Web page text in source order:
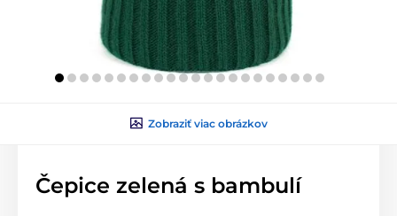
Zobraziť viac obrázkov
Čepice zelená s bambulí